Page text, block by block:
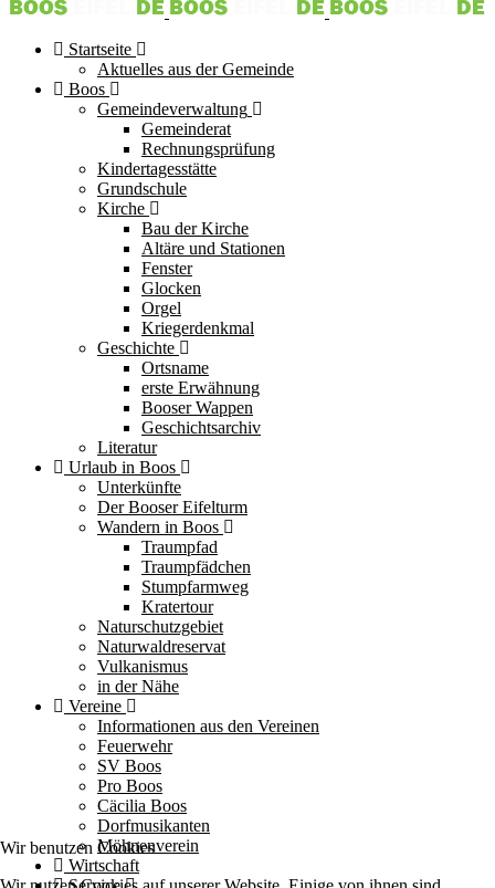
Startseite
Aktuelles aus der Gemeinde
Boos
Gemeindeverwaltung
Gemeinderat
Rechnungsprüfung
Kindertagesstätte
Grundschule
Kirche
Bau der Kirche
Altäre und Stationen
Fenster
Glocken
Orgel
Kriegerdenkmal
Geschichte
Ortsname
erste Erwähnung
Booser Wappen
Geschichtsarchiv
Literatur
Urlaub in Boos
Unterkünfte
Der Booser Eifelturm
Wandern in Boos
Traumpfad
Traumpfädchen
Stumpfarmweg
Kratertour
Naturschutzgebiet
Naturwaldreservat
Vulkanismus
in der Nähe
Vereine
Informationen aus den Vereinen
Feuerwehr
SV Boos
Pro Boos
Cäcilia Boos
Dorfmusikanten
Möhnenverein
Wirtschaft
Wir benutzen Cookies